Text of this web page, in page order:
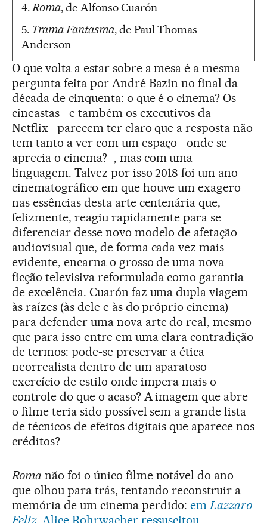
4.Roma, de Alfonso Cuarón
5. Trama Fantasma, de Paul Thomas
Anderson
O que volta a estar sobre a mesa é a mesma
pergunta feita por André Bazin no final da
década de cinquenta: o que é o cinema? Os
cineastas –e também os executivos da
Netflix– parecem ter claro que a resposta não
tem tanto a ver com um espaço –onde se
aprecia o cinema?–, mas com uma
linguagem. Talvez por isso 2018 foi um ano
cinematográfico em que houve um exagero
nas essências desta arte centenária que,
felizmente, reagiu rapidamente para se
diferenciar desse novo modelo de afetação
audiovisual que, de forma cada vez mais
evidente, encarna o grosso de uma nova
ficção televisiva reformulada como garantia
de excelência. Cuarón faz uma dupla viagem
às raízes (às dele e às do próprio cinema)
para defender uma nova arte do real, mesmo
que para isso entre em uma clara contradição
de termos: pode-se preservar a ética
neorrealista dentro de um aparatoso
exercício de estilo onde impera mais o
controle do que o acaso? A imagem que abre
o filme teria sido possível sem a grande lista
de técnicos de efeitos digitais que aparece nos
créditos?
Roma não foi o único filme notável do ano
que olhou para trás, tentando reconstruir a
memória de um cinema perdido:emLazzaro